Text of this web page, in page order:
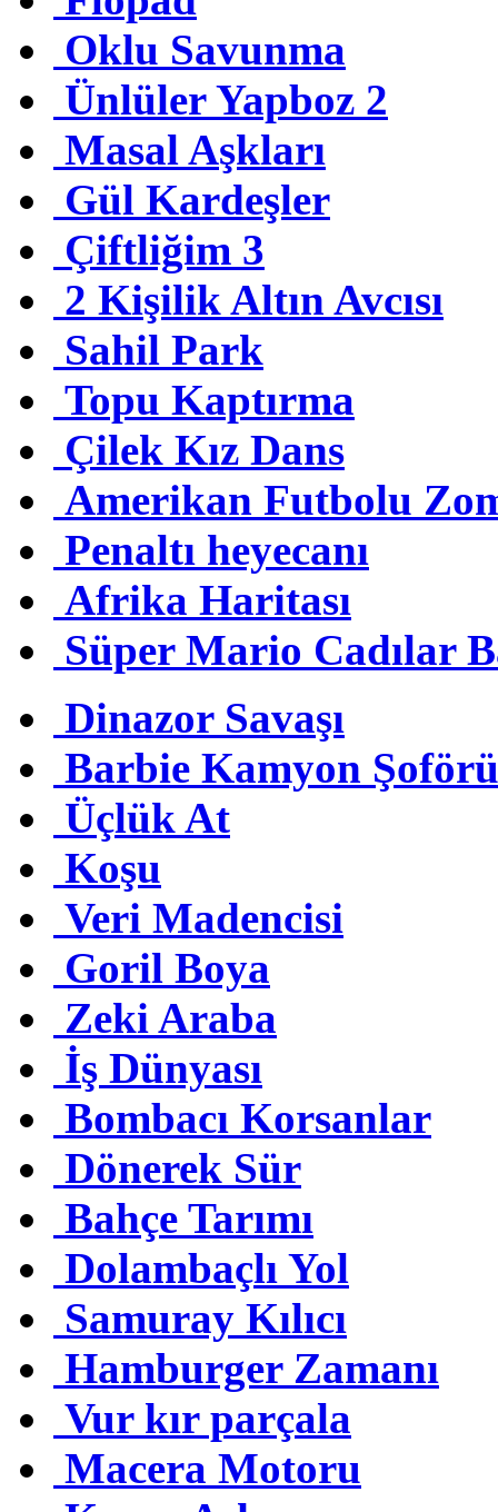
Oklu Savunma
Ünlüler Yapboz 2
Masal Aşkları
Gül Kardeşler
Çiftliğim 3
2 Kişilik Altın Avcısı
Sahil Park
Topu Kaptırma
Çilek Kız Dans
Amerikan Futbolu
Penaltı heyecanı
Afrika Haritası
Süper Mario Cadılar
Dinazor Savaşı
Barbie Kamyon Şoförü
Üçlük At
Koşu
Veri Madencisi
Goril Boya
Zeki Araba
İş Dünyası
Bombacı Korsanlar
Dönerek Sür
Bahçe Tarımı
Dolambaçlı Yol
Samuray Kılıcı
Hamburger Zamanı
Vur kır parçala
Macera Motoru